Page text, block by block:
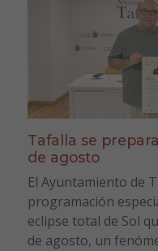
Tafalla se
de agosto
El Ayuntamiento de
programación
eclipse total de Sol
de agosto, un